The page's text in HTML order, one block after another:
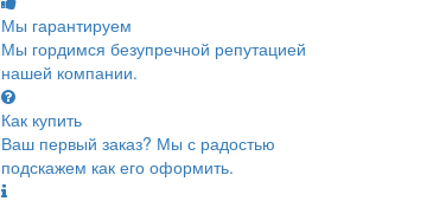
Мы гарантируем
Мы гордимся безупречной репутацией
нашей компании.
Как купить
Ваш первый заказ? Мы с радостью
подскажем как его оформить.